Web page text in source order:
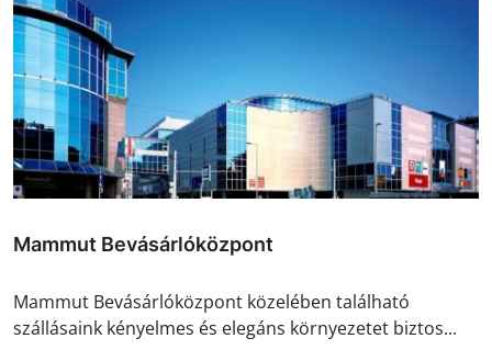
Mammut Bevásárlóközpont
Mammut Bevásárlóközpont közelében található
szállásaink kényelmes és elegáns környezetet biztos...